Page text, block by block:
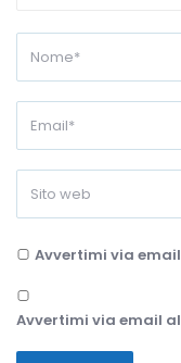
Avvertimi via
Avvertimi via email